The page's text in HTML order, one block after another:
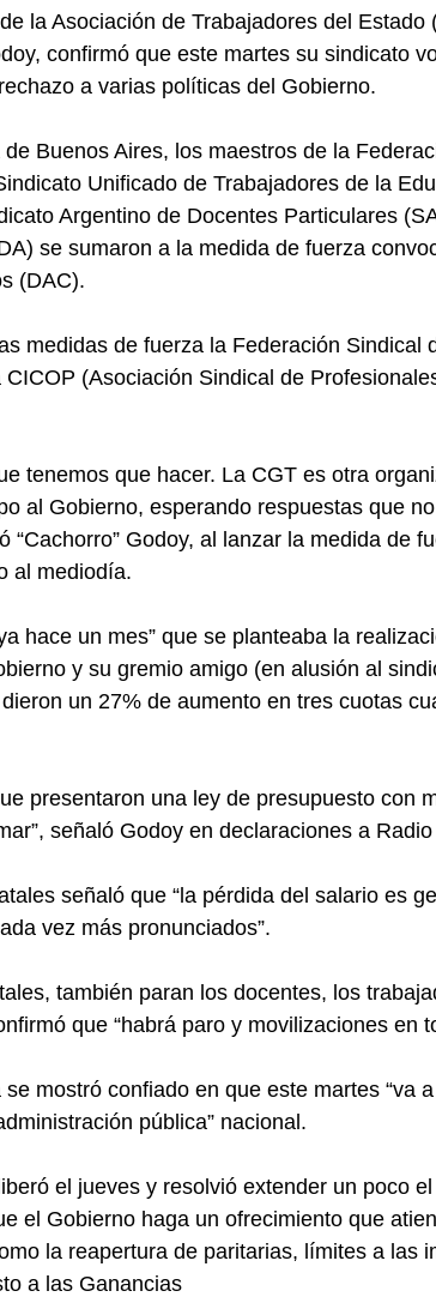
la Asociación de Trabajadores del Estado
confirmó que este martes su sindicato
a varias políticas del Gobierno.
Buenos Aires, los maestros de la
Unificado de Trabajadores de la
Argentino de Docentes Particulares
se sumaron a la medida de fuerza
(DAC).
medidas de fuerza la Federación Sindical
(Asociación Sindical de
tenemos que hacer. La CGT es otra
al Gobierno, esperando respuestas que
“Cachorro” Godoy, al lanzar la medida de
al mediodía.
hace un mes” que se planteaba la
y su gremio amigo (en alusión al
un 27% de aumento en tres cuotas
presentaron una ley de presupuesto con
señaló Godoy en declaraciones a
señaló que “la pérdida del salario es
vez más pronunciados”.
también paran los docentes, los
que “habrá paro y movilizaciones en
mostró confiado en que este martes “va
pública” nacional.
el jueves y resolvió extender un poco
el Gobierno haga un ofrecimiento que
la reapertura de paritarias, límites a las
a las Ganancias